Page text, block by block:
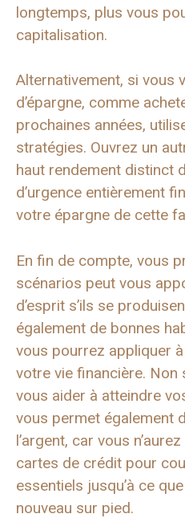
longtemps, plus vous
capitalisation.
Alternativement, si vous
d’épargne, comme
prochaines années,
stratégies. Ouvrez un
haut rendement distinct
d’urgence entièrement
votre épargne de cette
En fin de compte, vous
scénarios peut vous
d’esprit s’ils se
également de bonnes
vous pourrez appliquer
votre vie financière. Non
vous aider à atteindre
vous permet également
l’argent, car vous
cartes de crédit pour
essentiels jusqu’à ce
nouveau sur pied.